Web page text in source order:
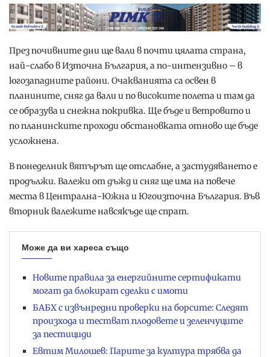
През почивните дни ще вали в почти цялата страна,
най-слабо в Източна България, а по-интензивно – в
югозападните райони. Очакванията са освен в
планините, сняг да вали и по високите полета и там да
се образува и снежна покривка. Ще бъде и ветровито и
по планинските проходи обстановката отново ще бъде
усложнена.
В понеделник вятърът ще отслабне, а застудяването е
продължи. Валежи от дъжд и сняг ще има на повече
места в Централна-Южна и Югоизточна България. Във
вторник валежите навсякъде ще спрат.
Може да ви хареса също
Новите правила за енергийните сертификати
могат да блокират сделки с имоти
БАБХ с извънредни проверки на борсите: Следят
произхода и тестват плодовете и зеленчуците
за пестициди
Евтим Милошев: Парите за култура трябва да